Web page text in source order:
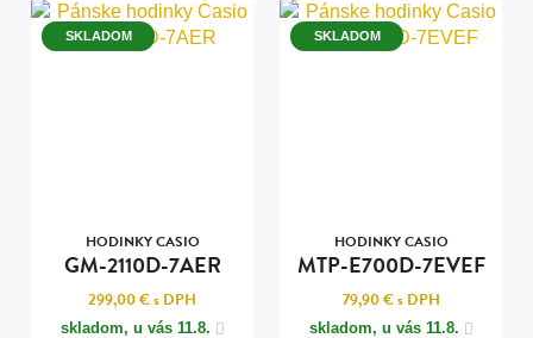
SKLADOM
HODINKY CASIO
GM-2110D-7AER
299,00 €s DPH
skladom, u vás 11.8.
SKLADOM
HODINKY CASIO
MTP-E700D-7EVEF
79,90 €s DPH
skladom, u vás 11.8.